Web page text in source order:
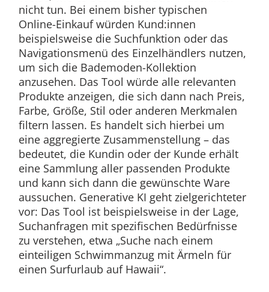
nicht tun. Bei einem bisher typischen
Online-Einkauf würden Kund:innen
beispielsweise die Suchfunktion oder das
Navigationsmenü des Einzelhändlers nutzen,
um sich die Bademoden-Kollektion
anzusehen. Das Tool würde alle relevanten
Produkte anzeigen, die sich dann nach Preis,
Farbe, Größe, Stil oder anderen Merkmalen
filtern lassen. Es handelt sich hierbei um
eine aggregierte Zusammenstellung – das
bedeutet, die Kundin oder der Kunde erhält
eine Sammlung aller passenden Produkte
und kann sich dann die gewünschte Ware
aussuchen. Generative KI geht zielgerichteter
vor: Das Tool ist beispielsweise in der Lage,
Suchanfragen mit spezifischen Bedürfnisse
zu verstehen, etwa „Suche nach einem
einteiligen Schwimmanzug mit Ärmeln für
einen Surfurlaub auf Hawaii“.